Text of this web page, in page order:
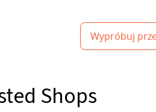
Wypróbuj
Shops